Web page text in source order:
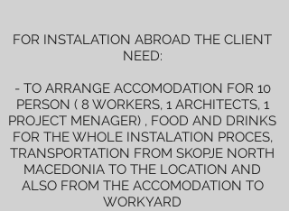
FOR INSTALATION ABROAD THE CLIENT
NEED:
- TO ARRANGE ACCOMODATION FOR 10
PERSON ( 8 WORKERS, 1 ARCHITECTS, 1
PROJECT MENAGER) , FOOD AND DRINKS
FOR THE WHOLE INSTALATION PROCES,
TRANSPORTATION FROM SKOPJE NORTH
MACEDONIA TO THE LOCATION AND
ALSO FROM THE ACCOMODATION TO
WORKYARD